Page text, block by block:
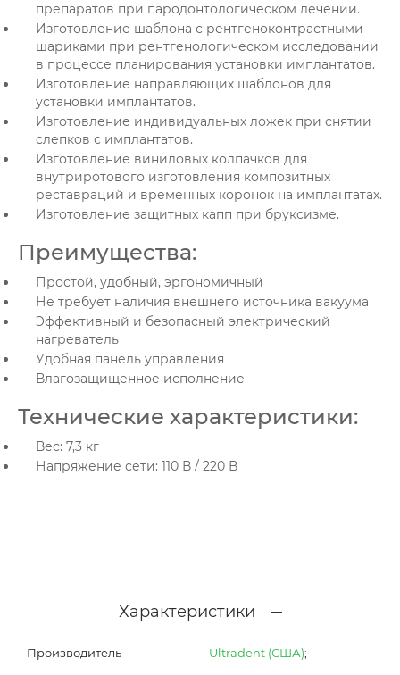
препаратов при пародонтологическом лечении.
Изготовление шаблона с рентгеноконтрастными
шариками при рентгенологическом исследовании
в процессе планирования установки имплантатов.
Изготовление направляющих шаблонов для
установки имплантатов.
Изготовление индивидуальных ложек при снятии
слепков с имплантатов.
Изготовление виниловых колпачков для
внутриротового изготовления композитных
реставраций и временных коронок на имплантатах.
Изготовление защитных капп при бруксизме.
Преимущества:
Простой, удобный, эргономичный
Не требует наличия внешнего источника вакуума
Эффективный и безопасный электрический
нагреватель
Удобная панель управления
Влагозащищенное исполнение
Технические характеристики:
Вес: 7,3 кг
Напряжение сети: 110 В / 220 В
Характеристики
Производитель Ultradent (США);